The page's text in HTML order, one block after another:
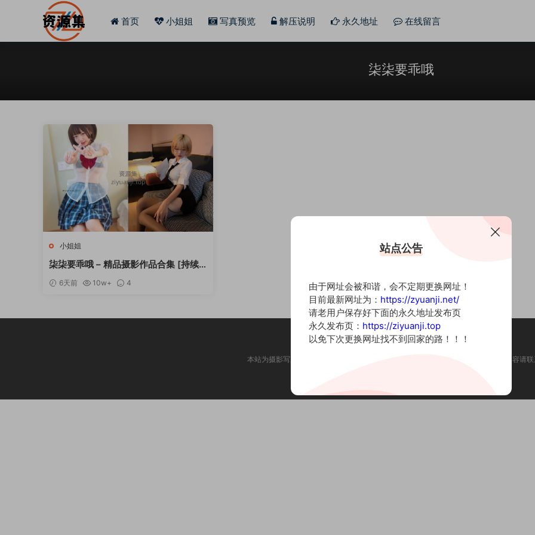
首页 小姐姐 写真预览 解压说明 永久地址 在线留言
柒柒要乖哦
小姐姐
柒柒要乖哦 – 精品摄影作品合集 [持续
6天前 10w+ 4
本站为摄影写真图片网站，内容来自网络收集整理，仅作个人学习使用。如有违法内容请
站点公告
由于网址会被和谐，会不定期更换网址！
目前最新网址为： https://zyuanji.net/
请老用户保存好下面的永久地址发布页
永久发布页： https://ziyuanji.top
以免下次更换网址找不到回家的路！！！